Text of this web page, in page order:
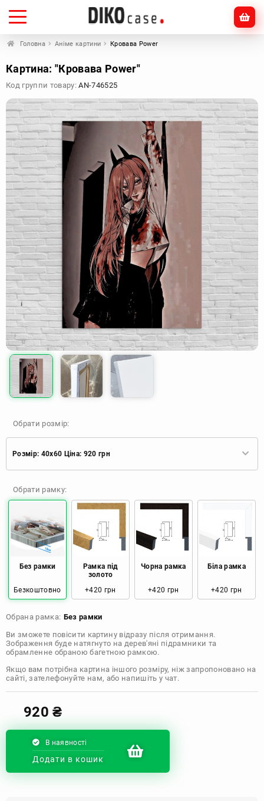
Головна Аніме картини Кровава Power
Картина: "Кровава Power"
Код группи товару:AN-746525
Обрати розмір:
Розмір: 40x60 Ціна: 920 грн
Розмір: 60x90 Ціна: 1650 грн
Розмір: 80x120 Ціна: 2050 грн
Обрати рамку:
Без рамки
Безкоштовно
Рамка під
золото
+420 грн
Чорна рамка
+420 грн
Біла рамка
+420 грн
Обрана рамка: Без рамки
Ви зможете повісити картину відразу після отримання.
Зображення буде натягнуто на дерев'яні підрамники та
обрамленне обраною багетною рамкою.
Якщо вам потрібна картина іншого розміру, ніж запропоновано на
сайті, зателефонуйте нам, або напишіть у чат.
920₴
В наявності
Додати в кошик